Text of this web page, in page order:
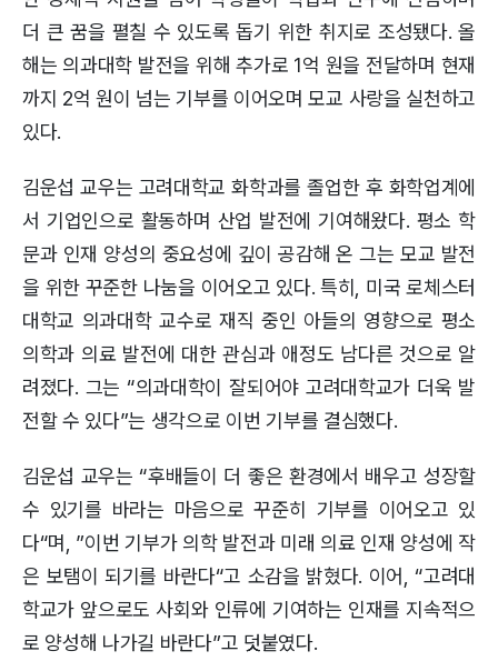
더 큰 꿈을 펼칠 수 있도록 돕기 위한 취지로 조성됐다. 올
해는 의과대학 발전을 위해 추가로 1억 원을 전달하며 현재
까지 2억 원이 넘는 기부를 이어오며 모교 사랑을 실천하고
있다.
김운섭 교우는 고려대학교 화학과를 졸업한 후 화학업계에
서 기업인으로 활동하며 산업 발전에 기여해왔다. 평소 학
문과 인재 양성의 중요성에 깊이 공감해 온 그는 모교 발전
을 위한 꾸준한 나눔을 이어오고 있다. 특히, 미국 로체스터
대학교 의과대학 교수로 재직 중인 아들의 영향으로 평소
의학과 의료 발전에 대한 관심과 애정도 남다른 것으로 알
려졌다. 그는 “의과대학이 잘되어야 고려대학교가 더욱 발
전할 수 있다”는 생각으로 이번 기부를 결심했다.
김운섭 교우는 “후배들이 더 좋은 환경에서 배우고 성장할
수 있기를 바라는 마음으로 꾸준히 기부를 이어오고 있
다“며, ”이번 기부가 의학 발전과 미래 의료 인재 양성에 작
은 보탬이 되기를 바란다“고 소감을 밝혔다. 이어, “고려대
학교가 앞으로도 사회와 인류에 기여하는 인재를 지속적으
로 양성해 나가길 바란다”고 덧붙였다.